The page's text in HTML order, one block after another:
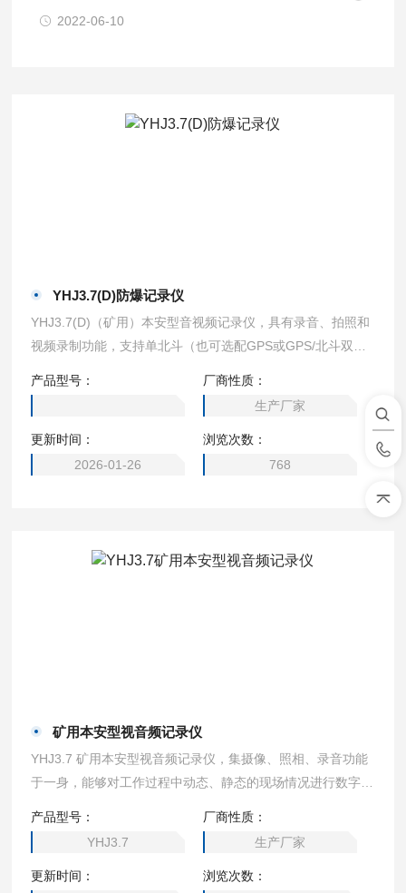
2022-06-10
YHJ3.7(D)防爆记录仪
YHJ3.7(D)（矿用）本安型音视频记录仪，具有录音、拍照和
视频录制功能，支持单北斗（也可选配GPS或GPS/北斗双
用于在具有甲烷、煤尘等爆炸性混合物的煤矿井下，1、2区
的IIA、IIB、IIC类气体环境，同时可以使用在可燃性粉尘环境
中。YHJ3.7(D)防爆记录仪/红外夜视/支持单北斗
产品型号：
厂商性质：
生产厂家
更新时间：
2026-01-26
浏览次数：
768
矿用本安型视音频记录仪
YHJ3.7 矿用本安型视音频记录仪，集摄像、照相、录音功能
于一身，能够对工作过程中动态、静态的现场情况进行数字化
用于具有甲烷、煤尘等爆炸性混合物的煤矿井下和1、2区的Ⅱ
A、ⅡB、ⅡC类气体环境，同时也可以使用在可燃性粉尘环境
中。
产品型号：
YHJ3.7
厂商性质：
生产厂家
更新时间： 浏览次数：